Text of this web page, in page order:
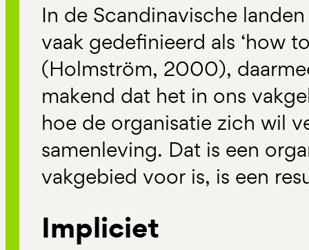
In de Scandinavische
vaak gedefinieerd als ‘how
(Holmström, 2000),
makend dat het in ons
hoe de organisatie zich wil
samenleving. Dat is een
vakgebied voor is, is een
Impliciet